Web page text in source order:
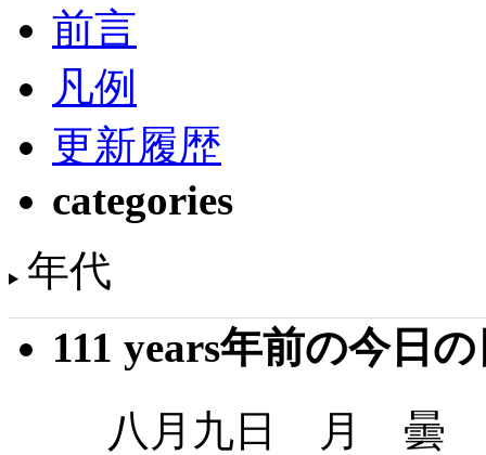
前言
凡例
更新履歴
categories
年代
111 years年前の今日
八月九日 月 曇